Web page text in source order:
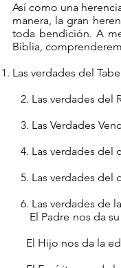
Así como una
manera, la gran
toda bendición. A
Biblia,
Las verdades del
2. Las verdades del
3. Las Verdades
4. Las verdades del
5. Las verdades del
6. Las verdades de
El Padre nos da su
El Hijo nos da la